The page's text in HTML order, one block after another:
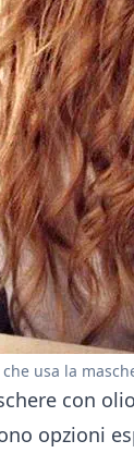
usa la
con
opzioni